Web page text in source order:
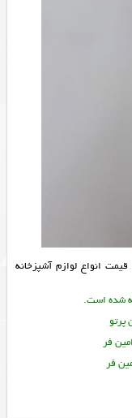
انواع لوازم آشپزخانه